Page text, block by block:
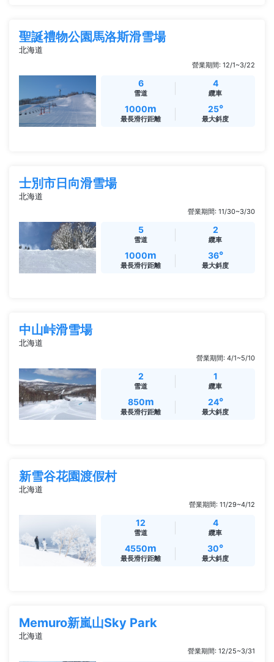
聖誕禮物公園馬洛斯滑雪場
北海道
營業期間: 12/1~3/22
6
雪道
4
纜車
1000m
最長滑行距離
25°
最大斜度
士別市日向滑雪場
北海道
營業期間: 11/30~3/30
5
雪道
2
纜車
1000m
最長滑行距離
36°
最大斜度
中山峠滑雪場
北海道
營業期間: 4/1~5/10
2
雪道
1
纜車
850m
最長滑行距離
24°
最大斜度
新雪谷花園渡假村
北海道
營業期間: 11/29~4/12
12
雪道
4
纜車
4550m
最長滑行距離
30°
最大斜度
Memuro新嵐山Sky Park
北海道
營業期間: 12/25~3/31